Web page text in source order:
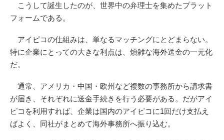
こうして誕生したのが、世界中の弁理士を集めたプラット
フォームである。
アイピコの仕組みは、単なるマッチングにとどまらない。
特に企業にとっての大きな利点は、煩雑な海外送金の一元化
だ。
通常、アメリカ・中国・欧州など複数の事務所から請求書
が届き、それぞれに送金手続きを行う必要がある。だがアイ
ピコを利用すれば、企業は国内のアイピコに1回だけ支払え
ばよく、同社がまとめて海外事務所へ振り込む。